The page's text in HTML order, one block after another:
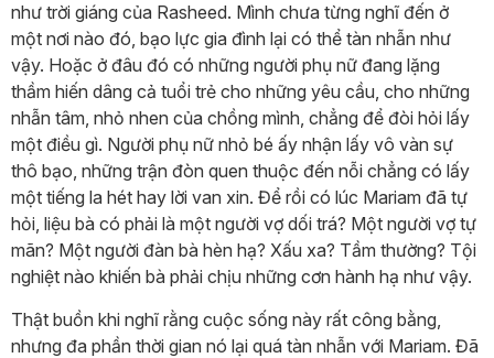
như trời giáng của Rasheed. Mình chưa từng nghĩ đến ở
một nơi nào đó, bạo lực gia đình lại có thể tàn nhẫn như
vậy. Hoặc ở đâu đó có những người phụ nữ đang lặng
thầm hiến dâng cả tuổi trẻ cho những yêu cầu, cho những
nhẫn tâm, nhỏ nhen của chồng mình, chẳng để đòi hỏi lấy
một điều gì. Người phụ nữ nhỏ bé ấy nhận lấy vô vàn sự
thô bạo, những trận đòn quen thuộc đến nỗi chẳng có lấy
một tiếng la hét hay lời van xin. Để rồi có lúc Mariam đã tự
hỏi, liệu bà có phải là một người vợ dối trá? Một người vợ tự
mãn? Một người đàn bà hèn hạ? Xấu xa? Tầm thường? Tội
nghiệt nào khiến bà phải chịu những cơn hành hạ như vậy.
Thật buồn khi nghĩ rằng cuộc sống này rất công bằng,
nhưng đa phần thời gian nó lại quá tàn nhẫn với Mariam. Đã